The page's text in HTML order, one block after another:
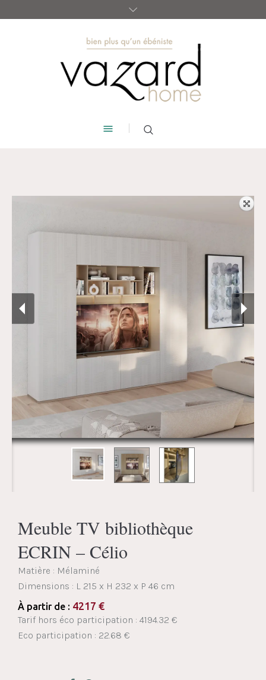
Meuble TV bibliothèque
ECRIN – Célio
Matière : Mélaminé
Dimensions : L 215 x H 232 x P 46 cm
À partir de : 4217 €
Tarif hors éco participation : 4194.32 €
Eco participation : 22.68 €